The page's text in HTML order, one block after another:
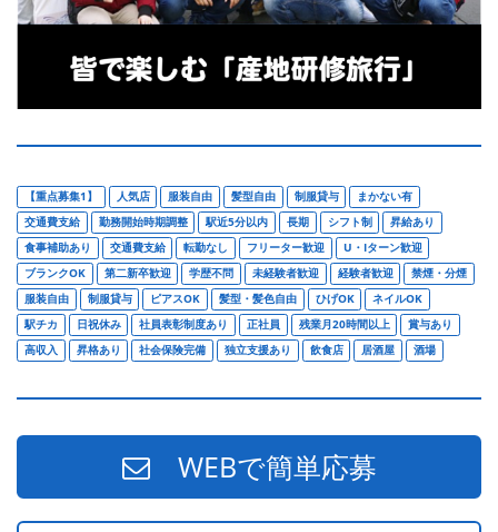
【重点募集1】 人気店 服装自由 髪型自由 制服貸与
まかない有
交通費支給
勤務開始時期調整 駅近5分以内 長期 シフト制
昇給あり
食事補助あり
交通費支給 転勤なし フリーター歓迎
U・Iターン歓迎
ブランクOK
第二新卒歓迎 学歴不問 未経験者歓迎 経験者歓迎
禁煙・分煙
服装自由
制服貸与 ピアスOK 髪型・髪色自由 ひげOK
ネイルOK
駅チカ
日祝休み 社員表彰制度あり 正社員 残業月20時間以上
賞与あり
高収入
昇格あり 社会保険完備 独立支援あり 飲食店 居酒屋 酒場
WEBで簡単応募